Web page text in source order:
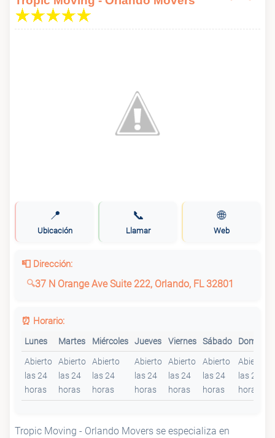
📍
Ubicación
📞
Llamar
🌐
Web
📮 Dirección:
37 N Orange Ave Suite 222, Orlando, FL 32801
⏰ Horario:
Lunes Martes Miércoles Jueves Viernes Sábado Domingo
Abierto
las 24
horas
Abierto
las 24
horas
Abierto
las 24
horas
Abierto
las 24
horas
Abierto
las 24
horas
Abierto
las 24
horas
Abierto
las 24
horas
Tropic Moving - Orlando Movers se especializa en